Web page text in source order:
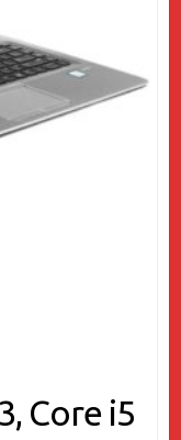
Core i5